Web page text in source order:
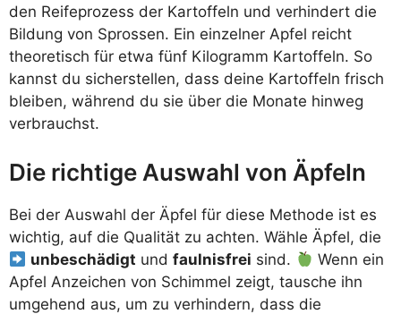
den Reifeprozess der Kartoffeln und verhindert die
Bildung von Sprossen. Ein einzelner Apfel reicht
theoretisch für etwa fünf Kilogramm Kartoffeln. So
kannst du sicherstellen, dass deine Kartoffeln frisch
bleiben, während du sie über die Monate hinweg
verbrauchst.
Die richtige Auswahl von Äpfeln
Bei der Auswahl der Äpfel für diese Methode ist es
wichtig, auf die Qualität zu achten. Wähle Äpfel, die
unbeschädigt undfaulnisfrei sind.
Wenn ein
Apfel Anzeichen von Schimmel zeigt, tausche ihn
umgehend aus, um zu verhindern, dass die